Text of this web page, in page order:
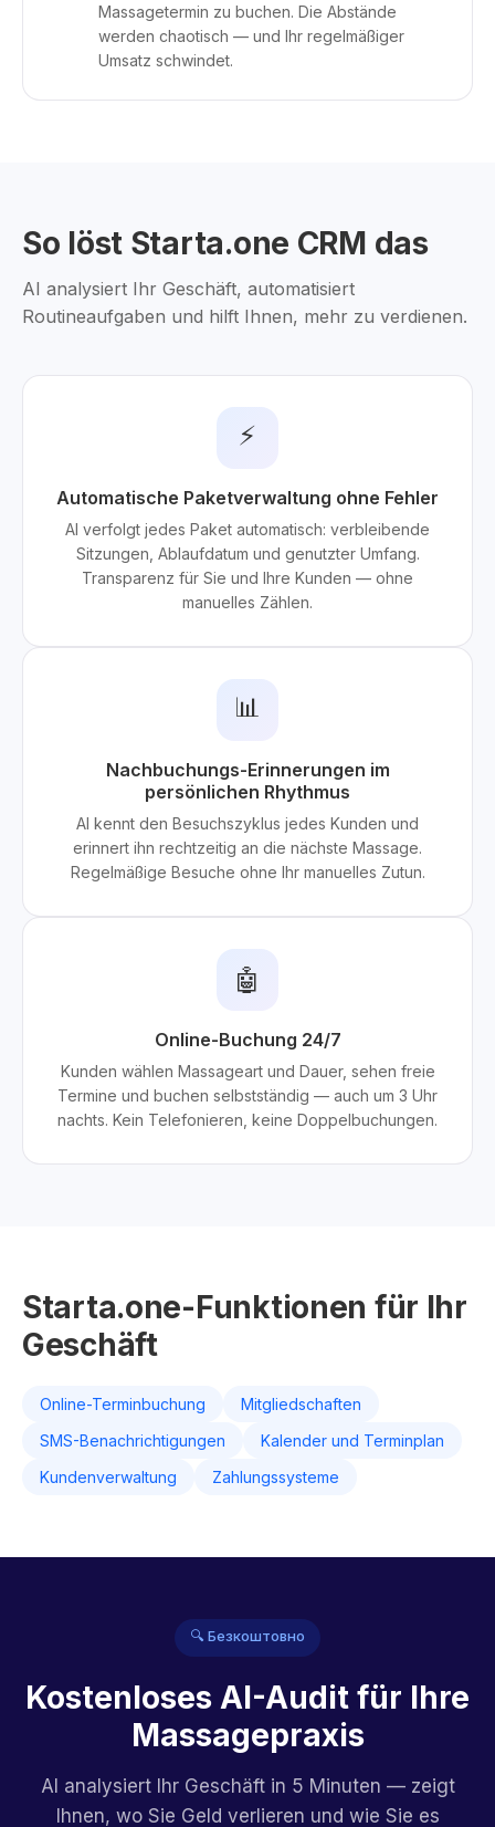
Massagetermin zu buchen. Die Abstände
werden chaotisch — und Ihr regelmäßiger
Umsatz schwindet.
So löst Starta.one CRM das
AI analysiert Ihr Geschäft, automatisiert
Routineaufgaben und hilft Ihnen, mehr zu verdienen.
⚡
Automatische Paketverwaltung ohne Fehler
AI verfolgt jedes Paket automatisch: verbleibende
Sitzungen, Ablaufdatum und genutzter Umfang.
Transparenz für Sie und Ihre Kunden — ohne
manuelles Zählen.
📊
Nachbuchungs-Erinnerungen im
persönlichen Rhythmus
AI kennt den Besuchszyklus jedes Kunden und
erinnert ihn rechtzeitig an die nächste Massage.
Regelmäßige Besuche ohne Ihr manuelles Zutun.
🤖
Online-Buchung 24/7
Kunden wählen Massageart und Dauer, sehen freie
Termine und buchen selbstständig — auch um 3 Uhr
nachts. Kein Telefonieren, keine Doppelbuchungen.
Starta.one-Funktionen für Ihr
Geschäft
Online-Terminbuchung
Mitgliedschaften
SMS-Benachrichtigungen
Kalender und Terminplan
Kundenverwaltung
Zahlungssysteme
🔍 Безкоштовно
Kostenloses AI-Audit für Ihre
Massagepraxis
AI analysiert Ihr Geschäft in 5 Minuten — zeigt
Ihnen, wo Sie Geld verlieren und wie Sie es